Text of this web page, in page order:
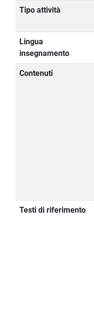
Tipo attività
Lingua
insegnamento
Contenuti
Testi di riferimento